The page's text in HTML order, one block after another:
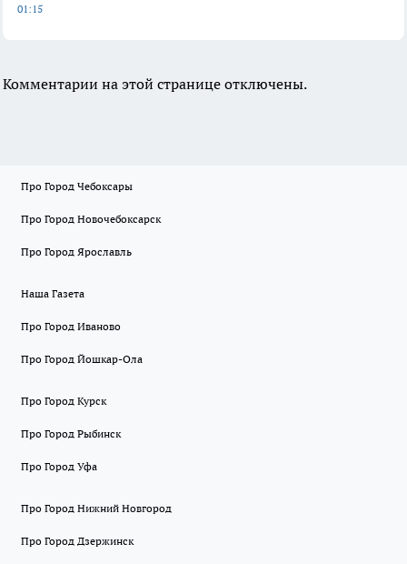
01:15
Комментарии на этой странице отключены.
Про Город Чебоксары
Про Город Новочебоксарск
Про Город Ярославль
Наша Газета
Про Город Иваново
Про Город Йошкар-Ола
Про Город Курск
Про Город Рыбинск
Про Город Уфа
Про Город Нижний Новгород
Про Город Дзержинск